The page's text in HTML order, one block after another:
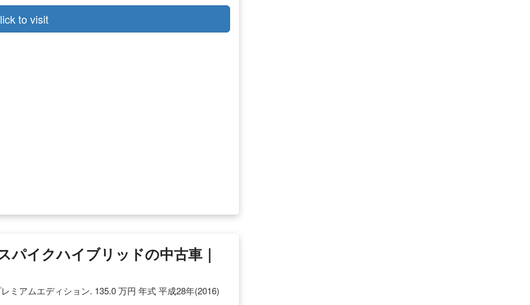
to visit
イクハイブリッドの中古車｜
ミアムエディション. 135.0 万円 年式 平成28年(2016)